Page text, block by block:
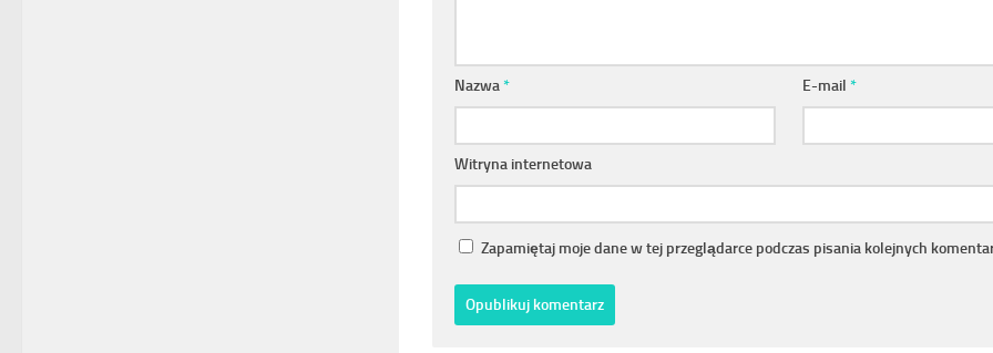
Nazwa* E-mail*
Witryna internetowa
Zapamiętaj moje dane w tej przeglądarce podczas pisania kolejnych